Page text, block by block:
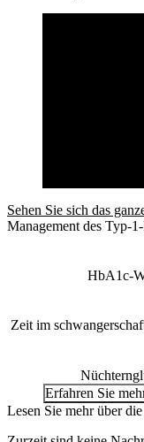
Sehen Sie sich das
Management des Typ-
HbA1c-
Zeit im
Erfahren Sie
Lesen Sie mehr über